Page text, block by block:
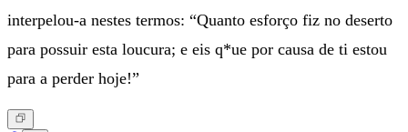
interpelou-a nestes termos: “Quanto esforço fiz no deserto
para possuir esta loucura; e eis q*ue por causa de ti estou
para a perder hoje!”